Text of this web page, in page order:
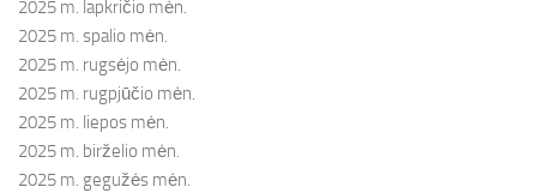
2025 m. lapkričio mėn.
2025 m. spalio mėn.
2025 m. rugsėjo mėn.
2025 m. rugpjūčio mėn.
2025 m. liepos mėn.
2025 m. birželio mėn.
2025 m. gegužės mėn.